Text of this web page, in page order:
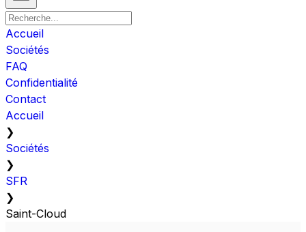
Accueil
Sociétés
FAQ
Confidentialité
Contact
Accueil
❯
Sociétés
❯
SFR
❯
Saint-Cloud